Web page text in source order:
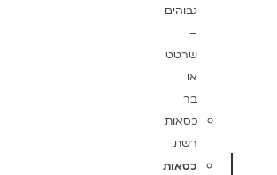
גבוהים
–
שרטט
או
בר
כסאות
רשת
כסאות